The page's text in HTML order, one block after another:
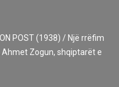
POST (1938) / Një rrëfim
Ahmet Zogun, shqiptarët e